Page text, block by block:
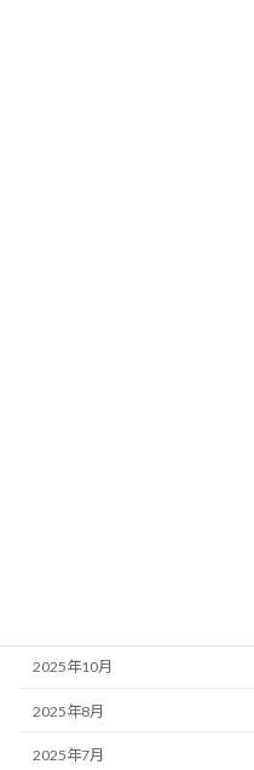
2025年10月
2025年8月
2025年7月